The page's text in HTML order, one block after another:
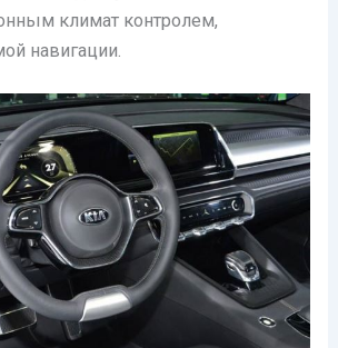
климат контролем,
навигации.